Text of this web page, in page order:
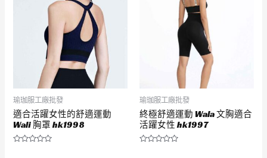
瑜珈服工廠批發
適合活躍女性的舒適運動
Wali 胸罩 hk1998
瑜珈服工廠批發
終極舒適運動 Wala 文胸適合
活躍女性 hk1997